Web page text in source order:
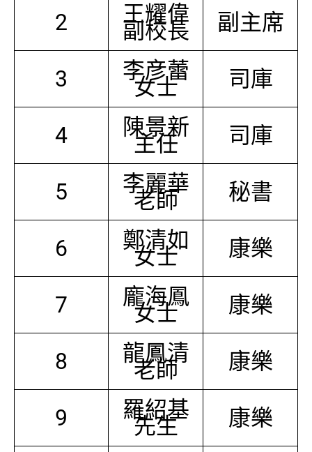
2 王耀偉
副校長 副主席
3 李彦蕾
女士 司庫
4 陳景新
主任 司庫
5 李麗華
老師 秘書
6 鄭清如
女士 康樂
7 龐海鳳
女士 康樂
8 龍鳳清
老師 康樂
9 羅紹基
先生 康樂